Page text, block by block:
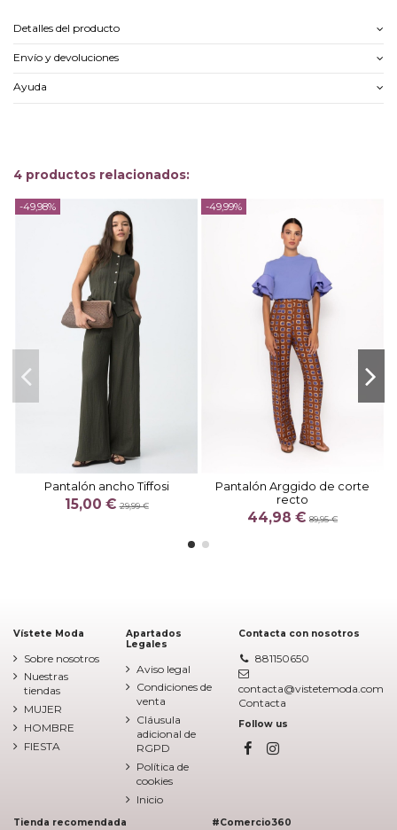
Detalles del producto
Envío y devoluciones
Ayuda
4 productos relacionados:
-49,98%
Pantalón ancho Tiffosi
15,00 €29,99 €
-49,99%
Pantalón Arggido de corte
recto
44,98 € 89,95 €
Vístete Moda
Sobre nosotros
Nuestras
tiendas
MUJER
HOMBRE
FIESTA
Apartados
Legales
Aviso legal
Condiciones de
venta
Cláusula
adicional de
RGPD
Política de
cookies
Inicio
Contacta con nosotros
881150650
contacta@vistetemoda.com
Contacta
Follow us
Tienda recomendada #Comercio360